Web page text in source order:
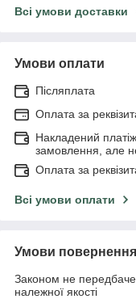
Всі умови доставки
Умови оплати
Післяплата
Оплата за
Накладений
замовлення, але
Оплата за
Всі умови оплати
Умови повернення
Законом не
належної якості